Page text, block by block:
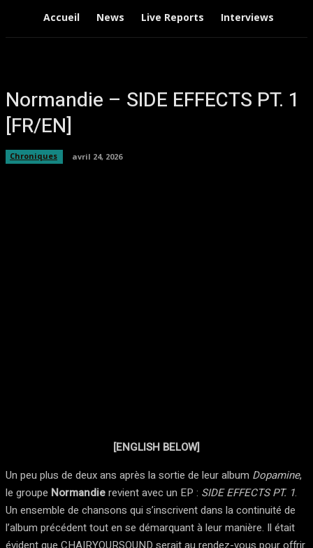
Accueil News Live Reports Interviews
Normandie – SIDE EFFECTS PT. 1
[FR/EN]
Chroniques avril 24, 2026
[ENGLISH BELOW]
Un peu plus de deux ans après la sortie de leur album Dopamine,
le groupe Normandierevient avec un EP : SIDE EFFECTS PT. 1.
Un ensemble de chansons qui s’inscrivent dans la continuité de
l’album précédent tout en se démarquant à leur manière. Il était